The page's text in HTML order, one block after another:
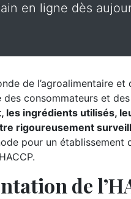
en ligne dès
de l’agroalimentaire
des consommateurs et
les ingrédients utilisés,
rigoureusement
pour un établissement
de